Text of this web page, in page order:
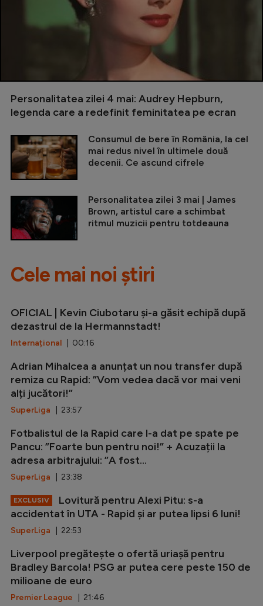
Personalitatea zilei 4 mai: Audrey Hepburn,
legenda care a redefinit feminitatea pe ecran
Consumul de bere în România, la cel
mai redus nivel în ultimele două
decenii. Ce ascund cifrele
Personalitatea zilei 3 mai | James
Brown, artistul care a schimbat
ritmul muzicii pentru totdeauna
Cele mai noi știri
OFICIAL | Kevin Ciubotaru și-a găsit echipă după
dezastrul de la Hermannstadt!
Internațional | 00:16
Adrian Mihalcea a anunțat un nou transfer după
remiza cu Rapid: ”Vom vedea dacă vor mai veni
alți jucători!”
SuperLiga | 23:57
Fotbalistul de la Rapid care l-a dat pe spate pe
Pancu: ”Foarte bun pentru noi!” + Acuzații la
adresa arbitrajului: ”A fost...
SuperLiga | 23:38
EXCLUSIV
Lovitură pentru Alexi Pitu: s-a
accidentat în UTA - Rapid și ar putea lipsi 6 luni!
SuperLiga | 22:53
Liverpool pregătește o ofertă uriașă pentru
Bradley Barcola! PSG ar putea cere peste 150 de
milioane de euro
Premier League | 21:46